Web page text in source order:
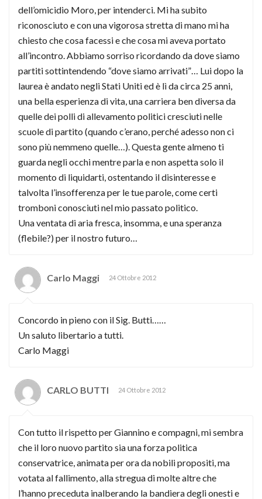
dell’omicidio Moro, per intenderci. Mi ha subito
riconosciuto e con una vigorosa stretta di mano mi ha
chiesto che cosa facessi e che cosa mi aveva portato
all’incontro. Abbiamo sorriso ricordando da dove siamo
partiti sottintendendo “dove siamo arrivati”… Lui dopo la
laurea è andato negli Stati Uniti ed è lì da circa 25 anni,
una bella esperienza di vita, una carriera ben diversa da
quelle dei polli di allevamento politici cresciuti nelle
scuole di partito (quando c’erano, perché adesso non ci
sono più nemmeno quelle…). Questa gente almeno ti
guarda negli occhi mentre parla e non aspetta solo il
momento di liquidarti, ostentando il disinteresse e
talvolta l’insofferenza per le tue parole, come certi
tromboni conosciuti nel mio passato politico.
Una ventata di aria fresca, insomma, e una speranza
(flebile?) per il nostro futuro…
Carlo Maggi 24 Ottobre 2012
Concordo in pieno con il Sig. Butti……
Un saluto libertario a tutti.
Carlo Maggi
CARLO BUTTI 24 Ottobre 2012
Con tutto il rispetto per Giannino e compagni, mi sembra
che il loro nuovo partito sia una forza politica
conservatrice, animata per ora da nobili propositi, ma
votata al fallimento, alla stregua di molte altre che
l’hanno preceduta inalberando la bandiera degli onesti e